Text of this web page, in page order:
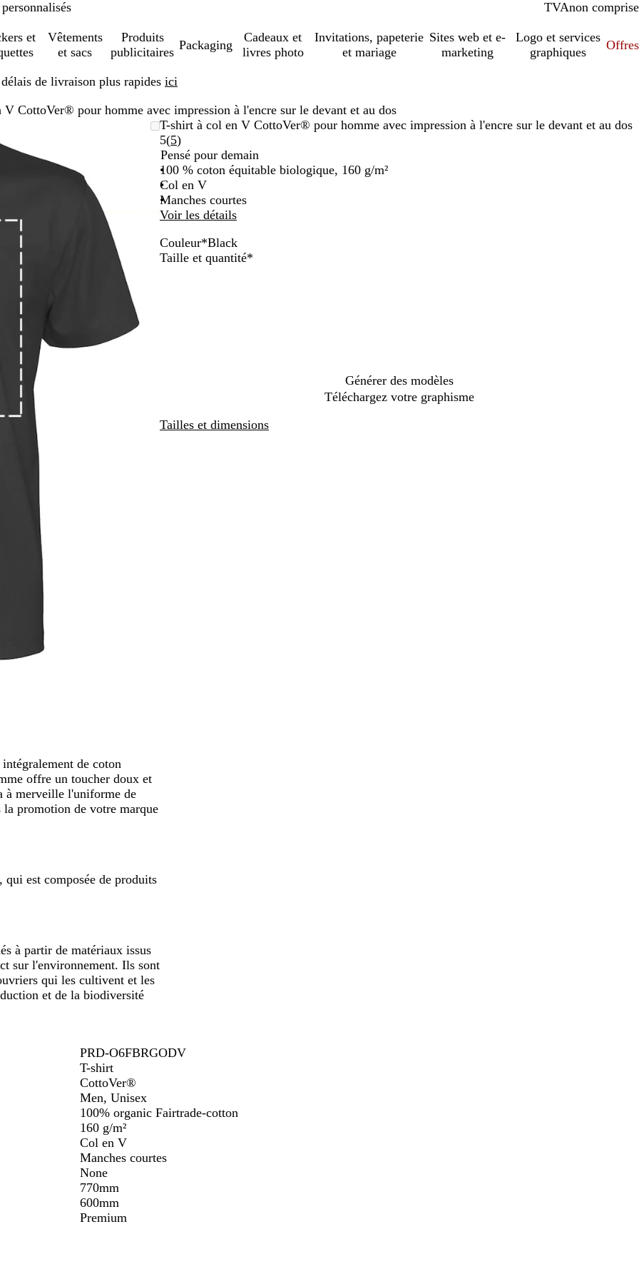
TVAcomprise
non comprise
et
Vêtements
et sacs
Produits
publicitaires
Packaging
Cadeaux et
livres photo
Invitations, papeterie
et mariage
Sites web et e-
marketing
Logo et services
graphiques
Offres
de livraison plus rapides ici
V CottoVer® pour homme avec impression à l'encre sur le devant et au dos
T-shirt à col en V CottoVer® pour homme avec impression à l'encre sur le devant et au dos
5(5Lire
les
5
avis
)
Pensé pour demain
100 % coton équitable biologique, 160 g/m²
Col en V
Manches courtes
Voir les détails
Couleur*Black
w
N
O
R
R
Y
B
Taille et quantité*
Générer des modèles
Téléchargez votre graphisme
Tailles et dimensions
de coton
offre un toucher doux et
à merveille l'uniforme de
promotion de votre marque
est composée de produits
à partir de matériaux issus
sur l'environnement. Ils sont
qui les cultivent et les
et de la biodiversité
PRD-O6FBRGODV
T-shirt
CottoVer®
Men, Unisex
100% organic Fairtrade-cotton
160 g/m²
Col en V
Manches courtes
None
770mm
600mm
Premium